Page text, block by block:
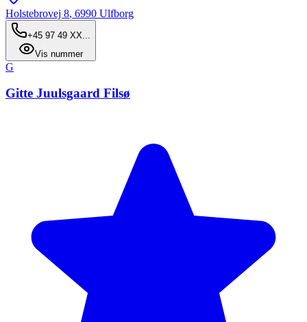
Holstebrovej 8, 6990 Ulfborg
+45 97 49 XX...
Vis nummer
G
Gitte Juulsgaard Filsø